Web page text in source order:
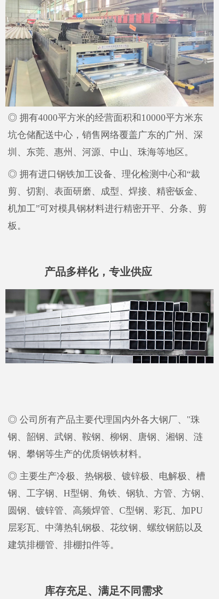
◎ 拥有4000平方米的经营面积和10000平方米东
坑仓储配送中心，销售网络覆盖广东的广州、深
圳、东莞、惠州、河源、中山、珠海等地区。
◎ 拥有进口钢铁加工设备、理化检测中心和“裁
剪、切割、表面研磨、成型、焊接、精密钣金、
机加工”可对模具钢材料进行精密开平、分条、剪
板。
产品多样化，专业供应
◎ 公司所有产品主要代理国内外各大钢厂、"珠
钢、韶钢、武钢、鞍钢、柳钢、唐钢、湘钢、涟
钢、攀钢等生产的优质钢铁材料。
◎ 主要生产冷极、热钢极、镀锌极、电解极、槽
钢、工字钢、H型钢、角铁、钢轨、方管、方钢、
圆钢、镀锌管、高频焊管、C型钢、彩瓦、加PU
层彩瓦、中薄热轧钢极、花纹钢、螺纹钢筋以及
建筑排棚管、排棚扣件等。
库存充足、满足不同需求